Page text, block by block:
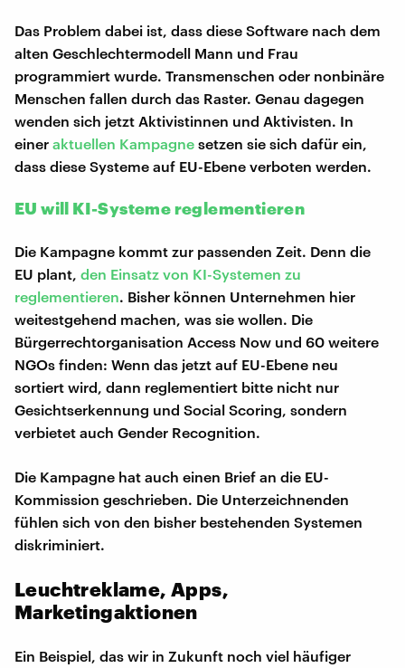
Das Problem dabei ist, dass diese Software nach dem
alten Geschlechtermodell Mann und Frau
programmiert wurde. Transmenschen oder nonbinäre
Menschen fallen durch das Raster. Genau dagegen
wenden sich jetzt Aktivistinnen und Aktivisten. In
einer aktuellen Kampagne setzen sie sich dafür ein,
dass diese Systeme auf EU-Ebene verboten werden.
EU will KI-Systeme reglementieren
Die Kampagne kommt zur passenden Zeit. Denn die
EU plant, den Einsatz von KI-Systemen zu
reglementieren. Bisher können Unternehmen hier
weitestgehend machen, was sie wollen. Die
Bürgerrechtorganisation Access Now und 60 weitere
NGOs finden: Wenn das jetzt auf EU-Ebene neu
sortiert wird, dann reglementiert bitte nicht nur
Gesichtserkennung und Social Scoring, sondern
verbietet auch Gender Recognition.
Die Kampagne hat auch einen Brief an die EU-
Kommission geschrieben. Die Unterzeichnenden
fühlen sich von den bisher bestehenden Systemen
diskriminiert.
Leuchtreklame, Apps,
Marketingaktionen
Ein Beispiel, das wir in Zukunft noch viel häufiger